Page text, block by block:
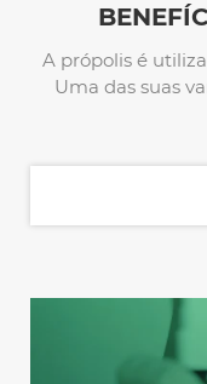
A própolis é
Uma das suas